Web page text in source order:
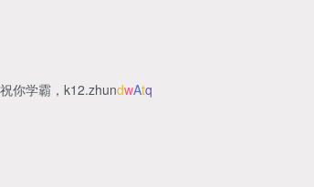
祝你学霸，k12.zhu>r2Ix